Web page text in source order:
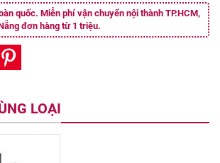
quốc. Miễn phí vận chuyển nội thành TP.HCM,
đơn hàng từ 1 triệu.
LOẠI